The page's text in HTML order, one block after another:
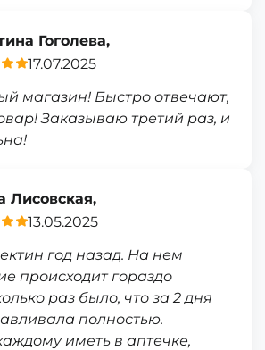
Гоголева,
17.07.2025
магазин! Быстро отвечают,
Заказываю третий раз, и
Лисовская,
13.05.2025
год назад. На нем
происходит гораздо
раз было, что за 2 дня
полностью.
иметь в аптечке,